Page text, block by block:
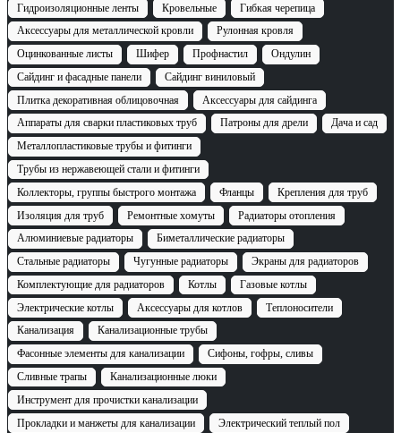
Гидроизоляционные ленты
Кровельные
Гибкая черепица
Аксессуары для металлической кровли
Рулонная кровля
Оцинкованные листы
Шифер Профнастил
Ондулин
Сайдинг и фасадные панели
Сайдинг виниловый
Плитка декоративная облицовочная
Аксессуары для сайдинга
Аппараты для сварки пластиковых труб
Патроны для дрели
Дача и сад
Металлопластиковые трубы и фитинги
Трубы из нержавеющей стали и фитинги
Коллекторы, группы быстрого монтажа
Фланцы
Крепления для труб
Изоляция для труб
Ремонтные хомуты
Радиаторы отопления
Алюминиевые радиаторы
Биметаллические радиаторы
Стальные радиаторы
Чугунные радиаторы
Экраны для радиаторов
Комплектующие для радиаторов
Котлы
Газовые котлы
Электрические котлы
Аксессуары для котлов
Теплоносители
Канализация
Канализационные трубы
Фасонные элементы для канализации
Сифоны, гофры, сливы
Сливные трапы
Канализационные люки
Инструмент для прочистки канализации
Прокладки и манжеты для канализации
Электрический теплый пол